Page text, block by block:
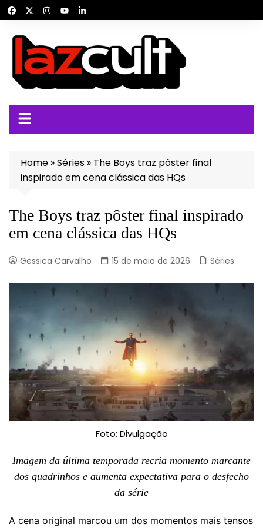
para
conteúdo
Home »Séries » The Boys traz pôster final
inspirado em cena clássica das HQs
The Boys traz pôster final inspirado
em cena clássica das HQs
Gessica Carvalho 15 de maio de 2026 Séries
Foto: Divulgação
Imagem da última temporada recria momento marcante
dos quadrinhos e aumenta expectativa para o desfecho
da série
A cena original marcou um dos momentos mais tensos